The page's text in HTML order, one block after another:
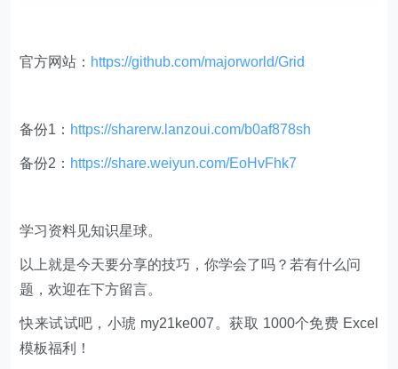
官方网站： https://github.com/majorworld/Grid
备份1： https://sharerw.lanzoui.com/b0af878sh
备份2： https://share.weiyun.com/EoHvFhk7
学习资料见知识星球。
以上就是今天要分享的技巧，你学会了吗？若有什么问
题，欢迎在下方留言。
快来试试吧，小琥 my21ke007。获取 1000个免费 Excel
模板福利​​​​！